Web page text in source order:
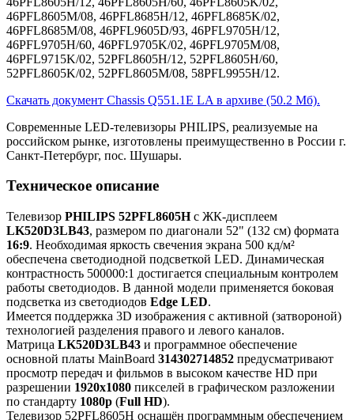
46PFL8605M/08, 46PFL8685H/12, 46PFL8685K/02,
46PFL8685M/08, 46PFL9605D/93, 46PFL9705H/12,
46PFL9705H/60, 46PFL9705K/02, 46PFL9705M/08,
46PFL9715K/02, 52PFL8605H/12, 52PFL8605H/60,
52PFL8605K/02, 52PFL8605M/08, 58PFL9955H/12.
Скачать документ Chassis Q551.1E LA в архиве (50.2 Мб).
Современные LED-телевизоры PHILIPS, реализуемые на
российском рынке, изготовлены преимущественно в России г.
Санкт-Петербург, пос. Шушары.
Техническое описание
Телевизор PHILIPS 52PFL8605Hс ЖК-дисплеем
LK520D3LB43, размером по диагонали 52" (132 см) формата
16:9. Необходимая яркость свечения экрана 500 кд/м²
обеспечена светодиодной подсветкой LED. Динамическая
контрастность 500000:1 достигается специальным контролем
работы светодиодов. В данной модели применяется боковая
подсветка из светодиодов Edge LED.
Имеется поддержка 3D изображения с активной (затвороной)
технологией разделения правого и левого каналов.
Матрица LK520D3LB43 и программное обеспечение
основной платы MainBoard 314302714852 предусматривают
просмотр передач и фильмов в высоком качестве HD при
разрешении 1920x1080 пикселей в графическом разложении
по стандарту 1080p (Full HD).
Телевизор 52PFL8605H оснащён программным обеспечением